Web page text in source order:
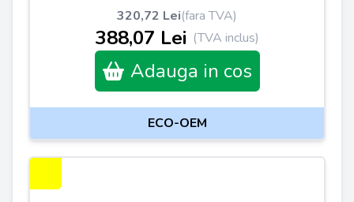
320,72 Lei(fara TVA)
388,07 Lei (TVA inclus)
Adauga in cos
ECO-OEM